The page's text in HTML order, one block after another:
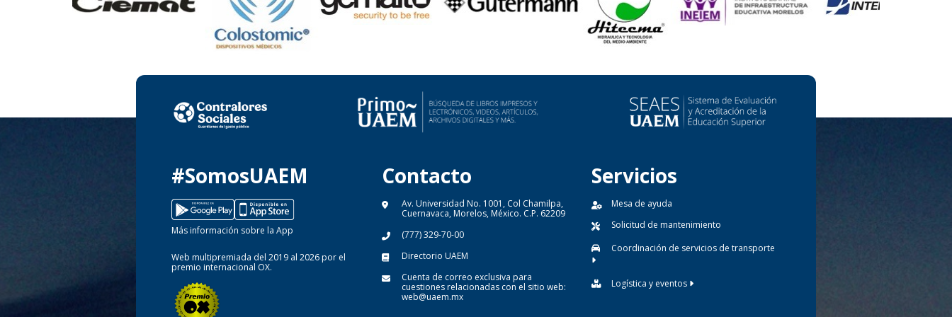
#SomosUAEM
Más información sobre la App
Web multipremiada del 2019 al 2026 por el
premio internacional OX.
Contacto
Av. Universidad No. 1001, Col Chamilpa,
Cuernavaca, Morelos, México. C.P. 62209
(777) 329-70-00
Directorio UAEM
Cuenta de correo exclusiva para
cuestiones relacionadas con el sitio web:
web@uaem.mx
Servicios
Mesa de ayuda
Solicitud de mantenimiento
Coordinación de servicios de transporte
Logística y eventos